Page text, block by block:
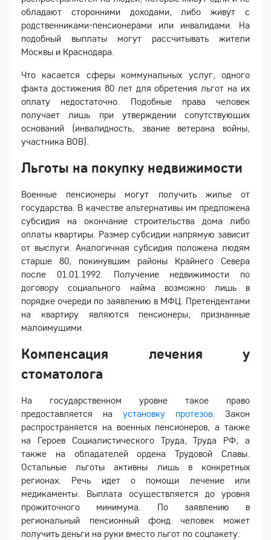
обладают сторонними доходами, либо живут с
родственниками-пенсионерами или инвалидами. На
подобный выплаты могут рассчитывать жители
Москвы и Краснодара.
Что касается сферы коммунальных услуг, одного
факта достижения 80 лет для обретения льгот на их
оплату недостаточно. Подобные права человек
получает лишь при утверждении сопутствующих
оснований (инвалидность, звание ветерана войны,
участника ВОВ).
Льготы на покупку недвижимости
Военные пенсионеры могут получить жилье от
государства. В качестве альтернативы им предложена
субсидия на окончание строительства дома либо
оплаты квартиры. Размер субсидии напрямую зависит
от выслуги. Аналогичная субсидия положена людям
старше 80, покинувшим районы Крайнего Севера
после 01.01.1992. Получение недвижимости по
договору социального найма возможно лишь в
порядке очереди по заявлению в МФЦ. Претендентами
на квартиру являются пенсионеры, признанные
малоимущими.
Компенсация лечения у
стоматолога
На государственном уровне такое право
предоставляется на установку протезов . Закон
распространяется на военных пенсионеров, а также
на Героев Социалистического Труда, Труда РФ, а
также на обладателей ордена Трудовой Славы.
Остальные льготы активны лишь в конкретных
регионах. Речь идет о помощи лечение или
медикаменты. Выплата осуществляется до уровня
прожиточного минимума. По заявлению в
региональный пенсионный фонд человек может
получить деньги на руки вместо льгот по соцпакету.